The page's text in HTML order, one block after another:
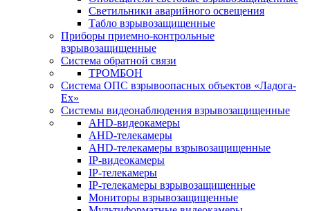
Светильники аварийного освещения
Табло взрывозащищенные
Приборы приемно-контрольные
взрывозащищенные
Система обратной связи
ТРОМБОН
Система ОПС взрывоопасных объектов «Ладога-
Ex»
Системы видеонаблюдения взрывозащищенные
AHD-видеокамеры
AHD-телекамеры
AHD-телекамеры взрывозащищенные
IP-видеокамеры
IP-телекамеры
IP-телекамеры взрывозащищенные
Мониторы взрывозащищенные